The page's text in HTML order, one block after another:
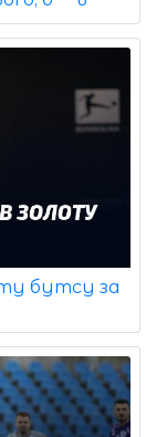
бутсу за